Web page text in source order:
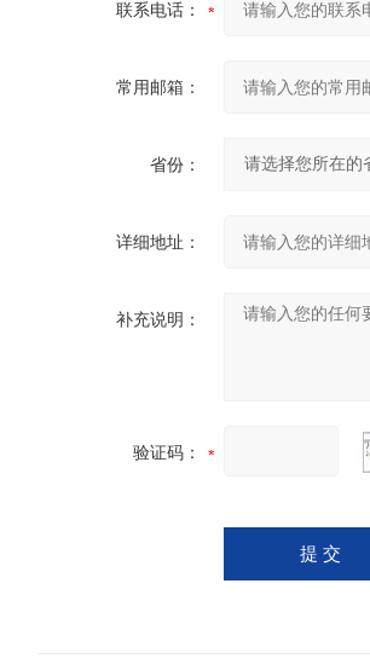
联系电话：
常用邮箱：
省份：
详细地址：
补充说明：
验证码：